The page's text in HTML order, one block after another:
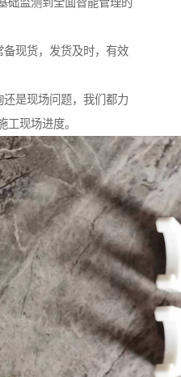
备现货，发货及时，有效
还是现场问题，我们都力
工现场进度。